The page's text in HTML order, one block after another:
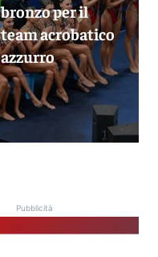
bronzo per il
team acrobatico
azzurro
Pubblicità